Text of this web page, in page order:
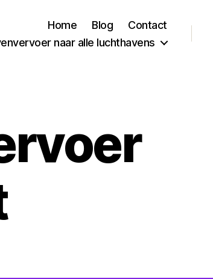
Home Blog
Contact
naar alle luchthavens